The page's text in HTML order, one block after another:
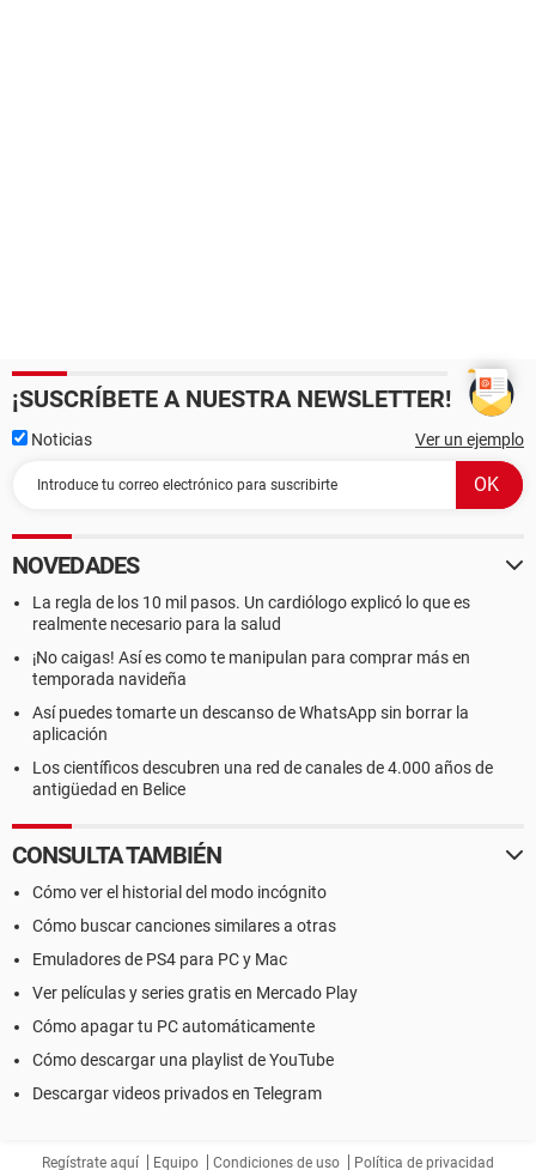
¡SUSCRÍBETE A NUESTRA NEWSLETTER!
Noticias Ver un ejemplo
NOVEDADES
La regla de los 10 mil pasos. Un cardiólogo explicó lo que es
realmente necesario para la salud
¡No caigas! Así es como te manipulan para comprar más en
temporada navideña
Así puedes tomarte un descanso de WhatsApp sin borrar la
aplicación
Los científicos descubren una red de canales de 4.000 años de
antigüedad en Belice
CONSULTA TAMBIÉN
Cómo ver el historial del modo incógnito
Cómo buscar canciones similares a otras
Emuladores de PS4 para PC y Mac
Ver películas y series gratis en Mercado Play
Cómo apagar tu PC automáticamente
Cómo descargar una playlist de YouTube
Descargar videos privados en Telegram
Regístrate aquí Equipo Condiciones de uso Política de privacidad